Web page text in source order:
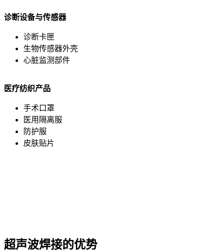
诊断设备与传感器
诊断卡匣
生物传感器外壳
心脏监测部件
医疗纺织产品
手术口罩
医用隔离服
防护服
皮肤贴片
超声波焊接的优势